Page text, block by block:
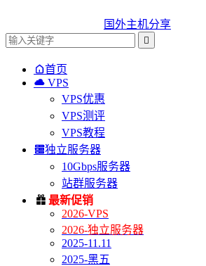
国外主机分享

首页
 VPS
VPS优惠
VPS测评
VPS教程
独立服务器
10Gbps服务器
站群服务器
 最新促销
2026-VPS
2026-独立服务器
2025-11.11
2025-黑五